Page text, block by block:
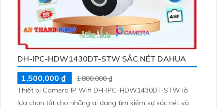
DH-IPC-HDW1430DT-STW SẮC NÉT DAHUA
1,500,000 ₫
1,800,000 ₫
Thiết bị Camera IP Wifi DH-IPC-HDW1430DT-STW là
lựa chọn tốt cho những ai đang tìm kiếm sự sắc nét và